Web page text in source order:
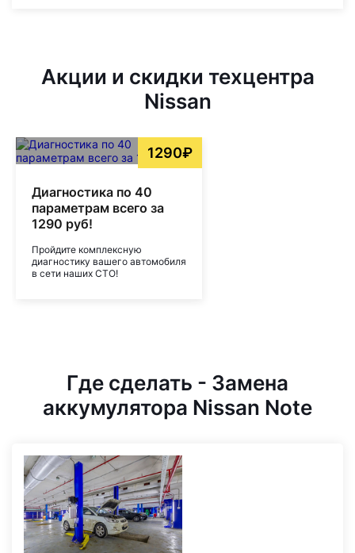
Акции и скидки техцентра
Nissan
1290₽
Диагностика по 40
параметрам всего за
1290 руб!
Пройдите комплексную
диагностику вашего автомобиля
в сети наших СТО!
Где сделать - Замена
аккумулятора Nissan Note